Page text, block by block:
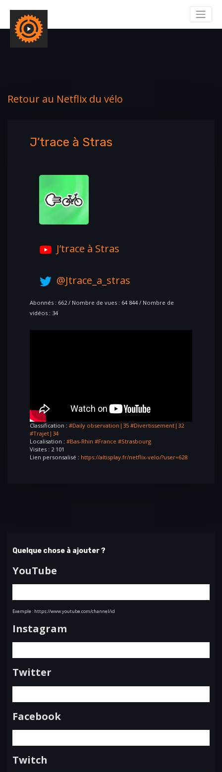
Retour au Netflix du vélo
J’trace à Stras
J’trace à Stras
@Jtrace_a_stras
Abonnés : 662 / Nombre de vues : 64 844 / Nombre de
vidéos : 34
Classification : #Daily observation|35 #Divertissement|32
#Trajet|34
Localisation : #Bas-Rhin #France #Strasbourg
Visites : 2 101
Lien personsalisé : https://altisplay.fr/netflix-velo/?user=628
Quelque chose à ajouter ?
YouTube
Exemple : https://www.youtube.com/channel/id
Instagram
Twitter
Facebook
Twitch